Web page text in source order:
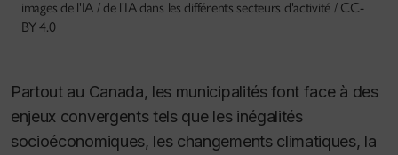
images de l'IA / de l'IA dans les différents secteurs d'activité / CC-
BY 4.0
Partout au Canada, les municipalités font face à des
enjeux convergents tels que les inégalités
socioéconomiques, les changements climatiques, la